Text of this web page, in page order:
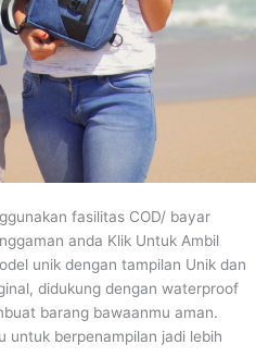
fasilitas COD/ bayar
anda Klik Untuk Ambil
unik dengan tampilan Unik dan
didukung dengan waterproof
barang bawaanmu aman.
untuk berpenampilan jadi lebih